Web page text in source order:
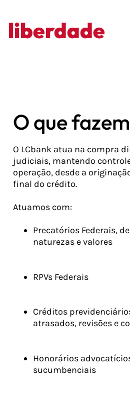
liberdade
O que
O LCbank atua na compra
judiciais, mantendo
operação, desde a
final do crédito.
Atuamos com:
Precatórios Federais,
naturezas e valores
RPVs Federais
Créditos
atrasados, revisões e
Honorários
sucumbenciais